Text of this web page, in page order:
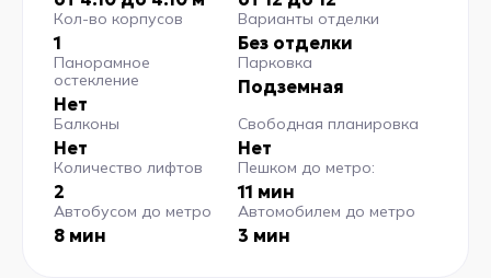
Кол-во корпусов
1
Варианты отделки
Без отделки
Панорамное
остекление
Нет
Парковка
Подземная
Балконы
Нет
Свободная планировка
Нет
Количество лифтов
2
Пешком до метро:
11 мин
Автобусом до метро
8 мин
Автомобилем до метро
3 мин